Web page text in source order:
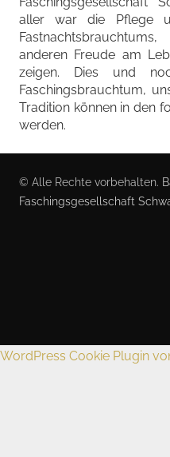
aller war die Pflege
anderen Freude am
zeigen. Dies und
Faschingsbrauchtum,
Tradition können in den
werden.
© Alle Rechte vorbehalten.
Faschingsgesellschaft
WordPress Cookie Plugin